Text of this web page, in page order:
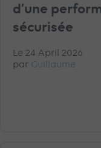
d’une
sécurisée
Le 24 April 2026
par Guillaume